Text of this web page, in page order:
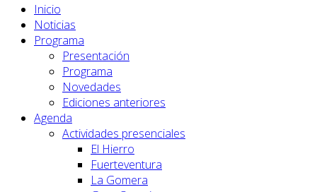
Inicio
Noticias
Programa
Presentación
Programa
Novedades
Ediciones anteriores
Agenda
Actividades presenciales
El Hierro
Fuerteventura
La Gomera